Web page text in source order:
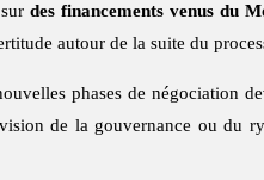
surdes financements venus du
autour de la suite du
phases de négociation
de la gouvernance ou du